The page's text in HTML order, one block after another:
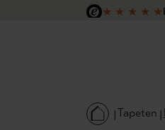
Hauptinhalt springen
Zur Suche springen
Zur Hauptnavigation
★ ★ ★ ★ ★
Tapeten